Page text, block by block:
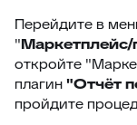
67
68Цвет заявок
69Раскрыть
Перейдите в
"Маркетплейс/
откройте
плагин"Отчёт
пройдите